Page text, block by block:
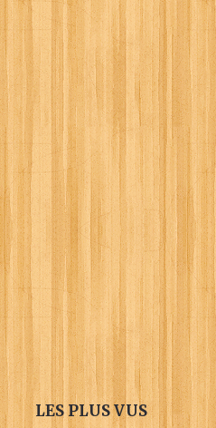
LES PLUS VUS